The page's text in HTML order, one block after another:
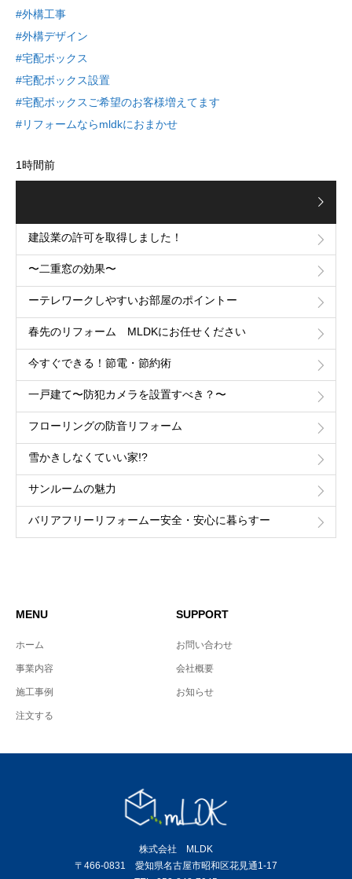
#外構工事
#外構デザイン
#宅配ボックス
#宅配ボックス設置
#宅配ボックスご希望のお客様増えてます
#リフォームならmldkにおまかせ
1時間前
建設業の許可を取得しました！
〜二重窓の効果〜
ーテレワークしやすいお部屋のポイントー
春先のリフォーム MLDKにお任せください
今すぐできる！節電・節約術
一戸建て〜防犯カメラを設置すべき？〜
フローリングの防音リフォーム
雪かきしなくていい家!?
サンルームの魅力
バリアフリーリフォームー安全・安心に暮らすー
MENU
ホーム
事業内容
施工事例
注文する
SUPPORT
お問い合わせ
会社概要
お知らせ
株式会社 MLDK
〒466-0831 愛知県名古屋市昭和区花見通1-17